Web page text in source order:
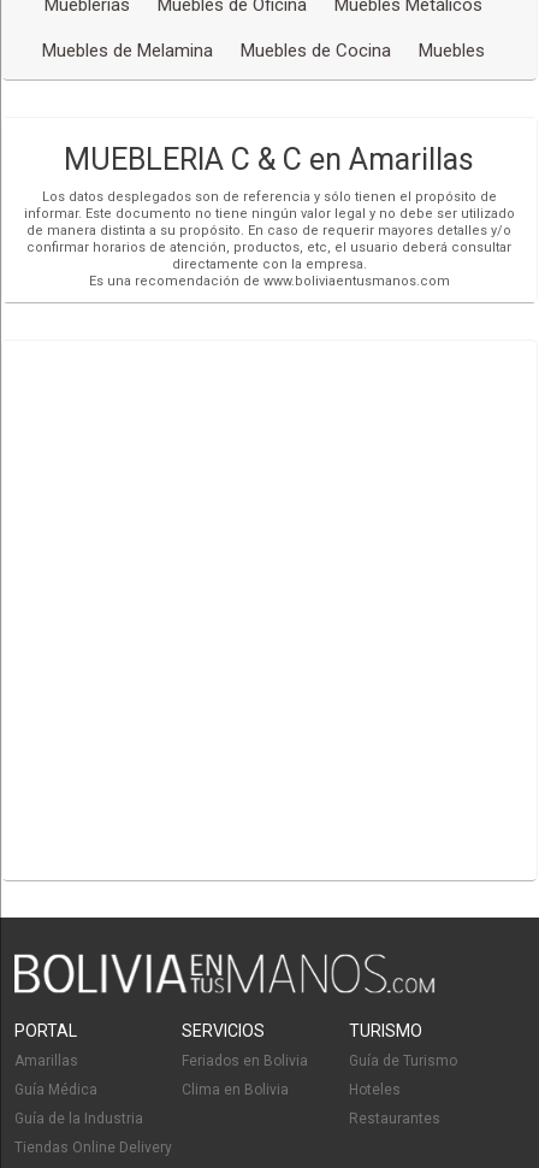
Muebles de Melamina Muebles de Cocina Muebles
MUEBLERIA C & C en Amarillas
Los datos desplegados son de referencia y sólo tienen el propósito de
informar. Este documento no tiene ningún valor legal y no debe ser utilizado
de manera distinta a su propósito. En caso de requerir mayores detalles y/o
confirmar horarios de atención, productos, etc, el usuario deberá consultar
directamente con la empresa.
Es una recomendación de www.boliviaentusmanos.com
PORTAL
Amarillas
Guía Médica
Guía de la Industria
Tiendas Online Delivery
SERVICIOS
Feriados en Bolivia
Clima en Bolivia
TURISMO
Guía de Turismo
Hoteles
Restaurantes